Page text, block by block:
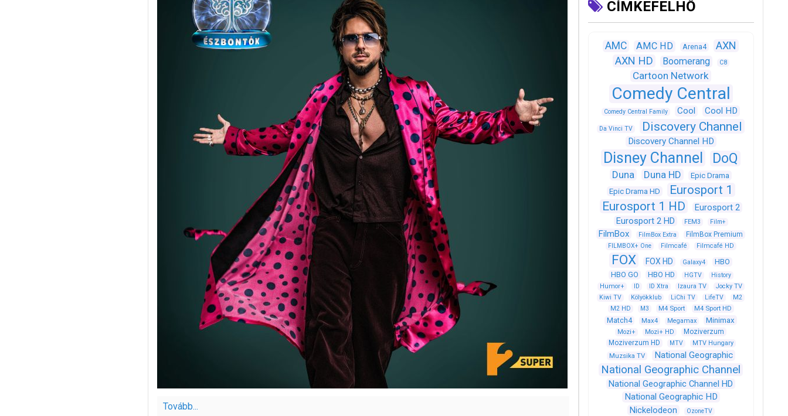
Tovább...
CÍMKEFELHŐ
AMC AMC HD Arena4
AXN
AXN HD
Boomerang C8
Cartoon Network
Comedy Central
Comedy Central Family Cool Cool HD
Da Vinci TV Discovery Channel
Discovery Channel HD
Disney Channel DoQ
Duna Duna HD
Epic Drama
Epic Drama HD
Eurosport 1
Eurosport 1 HD
Eurosport 2
Eurosport 2 HD
FEM3 Film+
FilmBox FilmBox Extra FilmBox Premium
FILMBOX+ One Filmcafé Filmcafé HD
FOX FOX HD Galaxy4
HBO
HBO GO
HBO HD HGTV
History
Humor+
ID ID Xtra Izaura TV
Jocky TV
Kiwi TV
Kölyökklub LiChi TV LifeTV
M2
M2 HD
M3 M4 Sport M4 Sport HD
Match4 Max4 Megamax Minimax
Mozi+ Mozi+ HD
Moziverzum
Moziverzum HD
MTV MTV Hungary
Muzsika TV National Geographic
National Geographic Channel
National Geographic Channel HD
National Geographic HD
Nickelodeon
OzoneTV